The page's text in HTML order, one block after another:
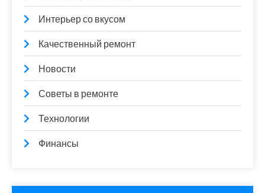
Интерьер со вкусом
Качественный ремонт
Новости
Советы в ремонте
Технологии
Финансы